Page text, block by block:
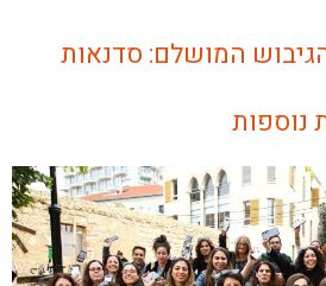
המושלם: סדנאות
נוספות